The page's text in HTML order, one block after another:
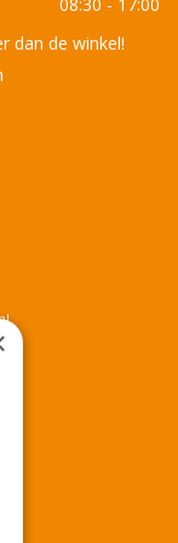
08:30 - 17:00
dan de winkel!